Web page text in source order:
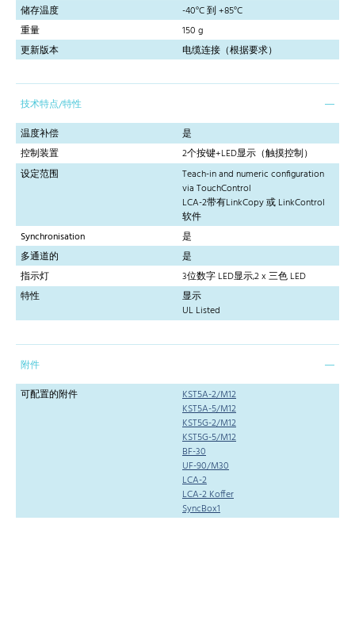
储存温度
-40°C 到 +85°C
重量
150 g
更新版本
电缆连接（根据要求）
技术特点/特性
温度补偿
是
控制装置
2个按键+LED显示（触摸控制）
设定范围
Teach-in and numeric configuration
via TouchControl
LCA-2带有LinkCopy 或 LinkControl
软件
Synchronisation
是
多通道的
是
指示灯
3位数字 LED显示,2 x 三色 LED
特性
显示
UL Listed
附件
可配置的附件
KST5A-2/M12
KST5A-5/M12
KST5G-2/M12
KST5G-5/M12
BF-30
UF-90/M30
LCA-2
LCA-2 Koffer
SyncBox1